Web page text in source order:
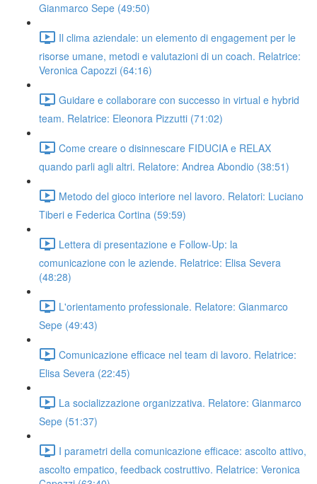
Gianmarco Sepe (49:50)
Il clima aziendale: un elemento di engagement per le
risorse umane, metodi e valutazioni di un coach. Relatrice:
Veronica Capozzi (64:16)
Guidare e collaborare con successo in virtual e hybrid
team. Relatrice: Eleonora Pizzutti (71:02)
Come creare o disinnescare FIDUCIA e RELAX
quando parli agli altri. Relatore: Andrea Abondio (38:51)
Metodo del gioco interiore nel lavoro. Relatori: Luciano
Tiberi e Federica Cortina (59:59)
Lettera di presentazione e Follow-Up: la
comunicazione con le aziende. Relatrice: Elisa Severa
(48:28)
L'orientamento professionale. Relatore: Gianmarco
Sepe (49:43)
Comunicazione efficace nel team di lavoro. Relatrice:
Elisa Severa (22:45)
La socializzazione organizzativa. Relatore: Gianmarco
Sepe (51:37)
I parametri della comunicazione efficace: ascolto attivo,
ascolto empatico, feedback costruttivo. Relatrice: Veronica